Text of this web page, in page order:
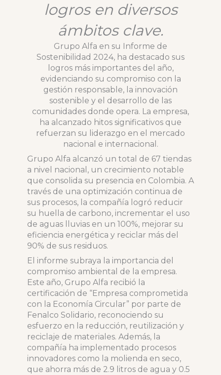
logros en diversos
ámbitos clave.
Grupo Alfa en su Informe de
Sostenibilidad 2024, ha destacado sus
logros más importantes del año,
evidenciando su compromiso con la
gestión responsable, la innovación
sostenible y el desarrollo de las
comunidades donde opera. La empresa,
ha alcanzado hitos significativos que
refuerzan su liderazgo en el mercado
nacional e internacional.
Grupo Alfa alcanzó un total de 67 tiendas
a nivel nacional, un crecimiento notable
que consolida su presencia en Colombia. A
través de una optimización continua de
sus procesos, la compañía logró reducir
su huella de carbono, incrementar el uso
de aguas lluvias en un 100%, mejorar su
eficiencia energética y reciclar más del
90% de sus residuos.
El informe subraya la importancia del
compromiso ambiental de la empresa.
Este año, Grupo Alfa recibió la
certificación de “Empresa comprometida
con la Economía Circular” por parte de
Fenalco Solidario, reconociendo su
esfuerzo en la reducción, reutilización y
reciclaje de materiales. Además, la
compañía ha implementado procesos
innovadores como la molienda en seco,
que ahorra más de 2.9 litros de agua y 0.5